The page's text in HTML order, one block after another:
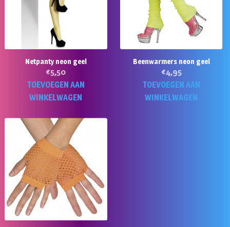
Netpanty neon geel
€5,50
TOEVOEGEN AAN
WINKELWAGEN
Beenwarmers neon geel
€4,95
TOEVOEGEN AAN
WINKELWAGEN